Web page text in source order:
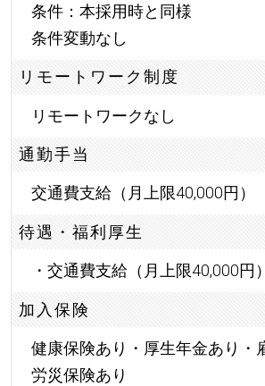
条件：本採用時と同様
条件変動なし
リモートワーク制度
リモートワークなし
通勤手当
交通費支給（月上限40,000円）
待遇・福利厚生
・交通費支給（月上限40,000円）
加入保険
健康保険あり・厚生年金あり・
労災保険あり